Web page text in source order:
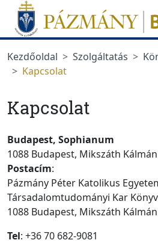
Ugrás a menüre
Ugrás a tartalomra
Kezdőoldal
Szolgáltatás
Kapcsolat
Kapcsolat
Budapest, Sophianum
1088 Budapest, Mikszáth
Postacím:
Pázmány Péter Katolikus
Társadalomtudományi Kar
1088 Budapest, Mikszáth
Tel: +36 70 682-9081